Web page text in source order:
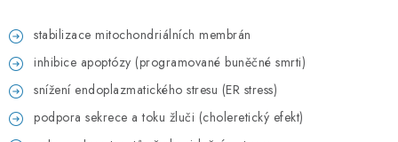
stabilizace mitochondriálních membrán
inhibice apoptózy (programované buněčné smrti)
snížení endoplazmatického stresu (ER stress)
podpora sekrece a toku žluči (choleretický efekt)